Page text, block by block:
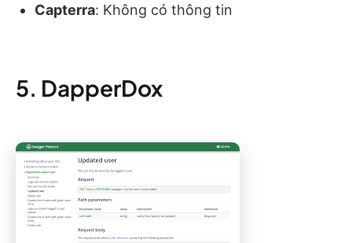
Capterra: Không có thông tin
5. DapperDox